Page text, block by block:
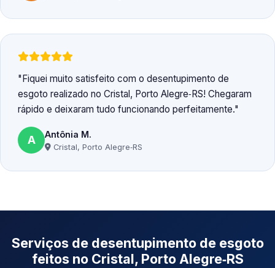
Fiquei muito satisfeito com o desentupimento de
esgoto realizado no Cristal, Porto Alegre‑RS! Chegaram
rápido e deixaram tudo funcionando perfeitamente.
A Antônia M.
Cristal, Porto Alegre‑RS
Serviços de desentupimento de esgoto
feitos no Cristal, Porto Alegre‑RS